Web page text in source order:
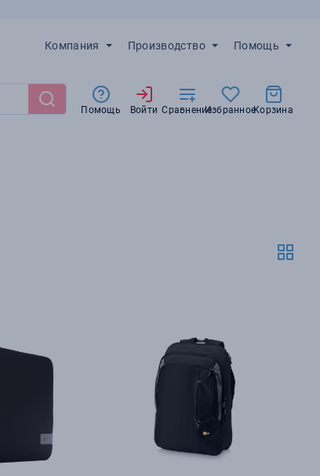
Компания Производство Помощь
Помощь Войти СравнениеИзбранноеКорзина